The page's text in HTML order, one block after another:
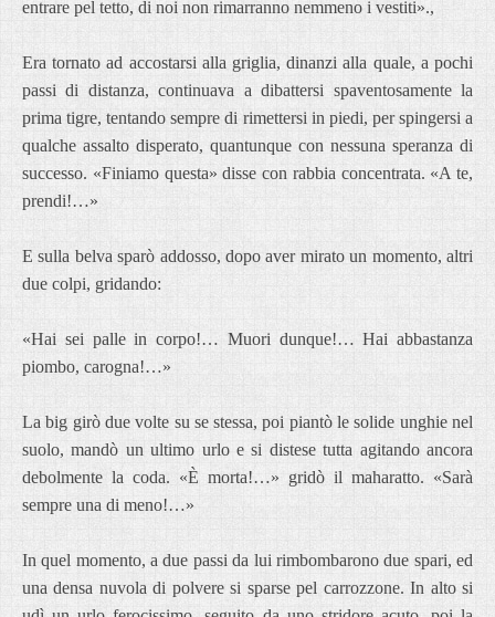
entrare pel tetto, di noi non rimarranno nemmeno i vestiti».,
Era tornato ad accostarsi alla griglia, dinanzi alla quale, a pochi
passi di distanza, continuava a dibattersi spaventosamente la
prima tigre, tentando sempre di rimettersi in piedi, per spingersi a
qualche assalto disperato, quantunque con nessuna speranza di
successo. «Finiamo questa» disse con rabbia concentrata. «A te,
prendi!…»
E sulla belva sparò addosso, dopo aver mirato un momento, altri
due colpi, gridando:
«Hai sei palle in corpo!… Muori dunque!… Hai abbastanza
piombo, carogna!…»
La big girò due volte su se stessa, poi piantò le solide unghie nel
suolo, mandò un ultimo urlo e si distese tutta agitando ancora
debolmente la coda. «È morta!…» gridò il maharatto. «Sarà
sempre una di meno!…»
In quel momento, a due passi da lui rimbombarono due spari, ed
una densa nuvola di polvere si sparse pel carrozzone. In alto si